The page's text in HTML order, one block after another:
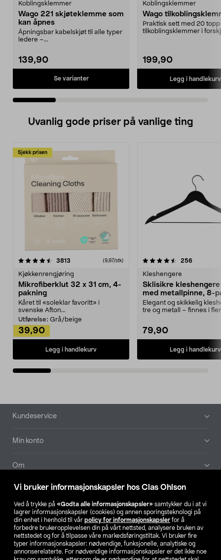
Vi bruker informasjonskapsler hos Clas Ohlson
Ved å trykke på «Godta alle informasjonskapsler» samtykker du i at vi
lagrer informasjonskapsler (cookies) og annen sporingsteknologi på
din enhet i henhold til vår policy for informasjonskapsler for å
forbedre brukeropplevelsen din på vårt nettsted, analysere bruken av
nettstedet og for å tilpasse våre markedsføringstiltak. Vi bruker fire
typer informasjonskapsler: nødvendige, funksjonelle, analytiske og
annonserelaterte. For nødvendige informasjonskapsler er det ikke noe
Koblingsklemmer
Wago 221 skjøteklemme som
kan åpnes
Åpningsbar kabelskjøt til alle typer
ledere –...
139,90
Se varianter
Koblingsklemmer
Wago
Praktisk sett med 20
tilkoblingsklemmer i
199,90
Legg i handlekurv
Uvanlig gode priser på vanlige ting
Sjekk prisen
3813 anmeldelser(9,97/stk)
Kjøkkenrengjøring
Mikrofiberklut 32 x 31 cm, 4-
pakning
Kåret til «soleklar favoritt» i
svenske Afton...
Utførelse: Grå/beige
39,90
Legg i handlekurv
4.5av 5 stjerner 256
Kleshengere
Sklisikre
med metallpinne, 8-
Elegant og skikkelig
tre og metall – finnes i
79,90
Legg i handlekurv
4.5av 5 stjerner
Bunntekst
Kundeservice
Min konto
Om
Aktuelt
Våre selskaper
Finn din butikk